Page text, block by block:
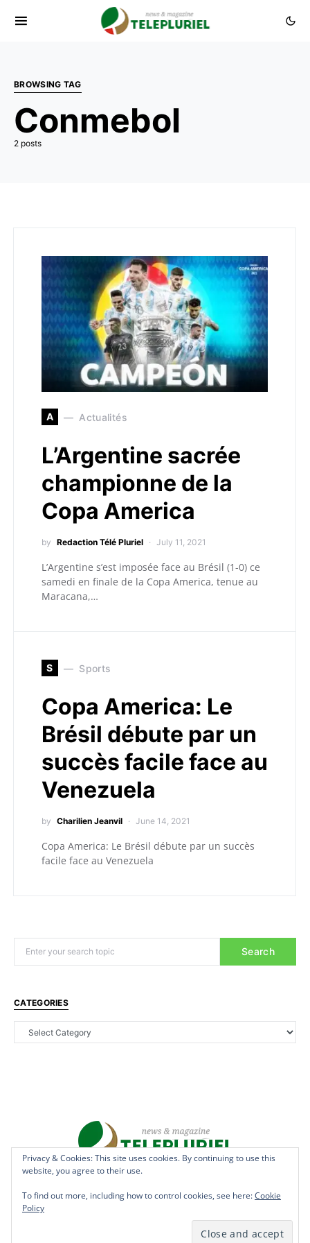
BROWSING TAG
Conmebol
2 posts
A Actualités
L’Argentine sacrée
championne de la
Copa America
by Redaction Télé Pluriel July 11, 2021
L’Argentine s’est imposée face au Brésil (1-0) ce
samedi en finale de la Copa America, tenue au
Maracana,…
S Sports
Copa America: Le
Brésil débute par un
succès facile face au
Venezuela
by Charilien Jeanvil June 14, 2021
Copa America: Le Brésil débute par un succès
facile face au Venezuela
Search
CATEGORIES
Copyright © 2022 - teleplurielhaiti.com | *** Designed, Managed &
Terms
Disclaimer Contact
Privacy & Cookies: This site uses cookies. By continuing to use this
website, you agree to their use.
To find out more, including how to control cookies, see here:Cookie
Policy